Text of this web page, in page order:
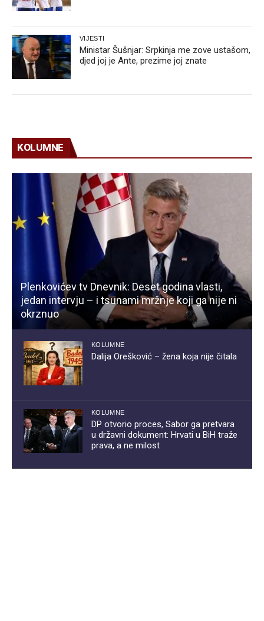
VIJESTI
Ministar Šušnjar: Srpkinja me zove ustašom,
djed joj je Ante, prezime joj znate
KOLUMNE
Plenkovićev tv Dnevnik: Deset godina vlasti,
jedan intervju – i tsunami mržnje koji ga nije ni
okrznuo
KOLUMNE
Dalija Orešković – žena koja nije čitala
KOLUMNE
DP otvorio proces, Sabor ga pretvara
u državni dokument: Hrvati u BiH traže
prava, a ne milost